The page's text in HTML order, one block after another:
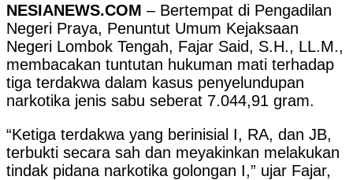
NESIANEWS.COM – Bertempat di Pengadilan
Negeri Praya, Penuntut Umum Kejaksaan
Negeri Lombok Tengah, Fajar Said, S.H., LL.M.,
membacakan tuntutan hukuman mati terhadap
tiga terdakwa dalam kasus penyelundupan
narkotika jenis sabu seberat 7.044,91 gram.
“Ketiga terdakwa yang berinisial I, RA, dan JB,
terbukti secara sah dan meyakinkan melakukan
tindak pidana narkotika golongan I,” ujar Fajar,